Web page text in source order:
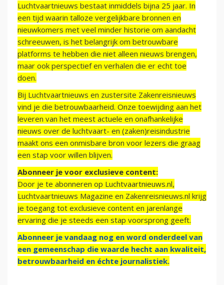
Luchtvaartnieuws bestaat inmiddels bijna 25 jaar. In
een tijd waarin talloze vergelijkbare bronnen en
nieuwkomers met veel minder historie om aandacht
schreeuwen, is het belangrijk om betrouwbare
platforms te hebben die niet alleen nieuws brengen,
maar ook perspectief en verhalen die er echt toe
doen.
Bij Luchtvaartnieuws en zustersite Zakenreisnieuws
vind je die betrouwbaarheid. Onze toewijding aan het
leveren van het meest actuele en onafhankelijke
nieuws over de luchtvaart- en (zaken)reisindustrie
maakt ons een onmisbare bron voor lezers die graag
een stap voor willen blijven.
Abonneer je voor exclusieve content:
Door je te abonneren op Luchtvaartnieuws.nl,
Luchtvaartnieuws Magazine en Zakenreisnieuws.nl krijg
je toegang tot exclusieve content en jarenlange
ervaring die je steeds een stap voorsprong geeft.
Abonneer je vandaag nog en word onderdeel van
een gemeenschap die waarde hecht aan kwaliteit,
betrouwbaarheid en échte journalistiek.